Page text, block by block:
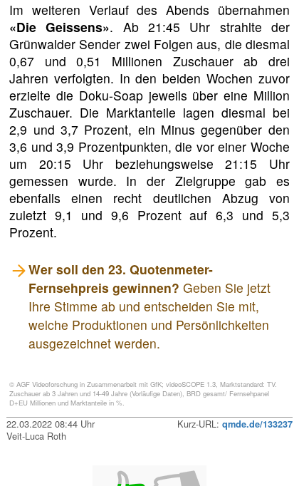
Im weiteren Verlauf des Abends übernahmen
«Die Geissens». Ab 21:45 Uhr strahlte der
Grünwalder Sender zwei Folgen aus, die diesmal
0,67 und 0,51 Millionen Zuschauer ab drei
Jahren verfolgten. In den beiden Wochen zuvor
erzielte die Doku-Soap jeweils über eine Million
Zuschauer. Die Marktanteile lagen diesmal bei
2,9 und 3,7 Prozent, ein Minus gegenüber den
3,6 und 3,9 Prozentpunkten, die vor einer Woche
um 20:15 Uhr beziehungsweise 21:15 Uhr
gemessen wurde. In der Zielgruppe gab es
ebenfalls einen recht deutlichen Abzug von
zuletzt 9,1 und 9,6 Prozent auf 6,3 und 5,3
Prozent.
Wer soll den 23. Quotenmeter-
Fernsehpreis gewinnen? Geben Sie jetzt
Ihre Stimme ab und entscheiden Sie mit,
welche Produktionen und Persönlichkeiten
ausgezeichnet werden.
© AGF Videoforschung in Zusammenarbeit mit GfK; videoSCOPE 1.3, Marktstandard: TV.
Zuschauer ab 3 Jahren und 14-49 Jahre (Vorläufige Daten), BRD gesamt/ Fernsehpanel
D+EU Millionen und Marktanteile in %.
22.03.2022 08:44 Uhr Kurz-URL: qmde.de/133237
Veit-Luca Roth